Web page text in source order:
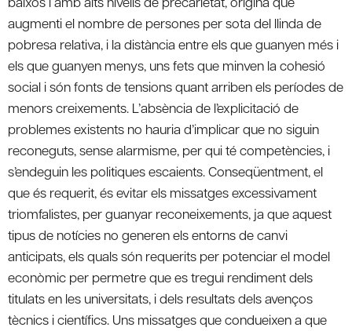
augmenti el nombre de persones per sota del llinda de
pobresa relativa, i la distància entre els que guanyen més i
els que guanyen menys, uns fets que minven la cohesió
social i són fonts de tensions quant arriben els períodes de
menors creixements. L’absència de l’explicitació de
problemes existents no hauria d’implicar que no siguin
reconeguts, sense alarmisme, per qui té competències, i
s’endeguin les politiques escaients. Conseqüentment, el
que és requerit, és evitar els missatges excessivament
triomfalistes, per guanyar reconeixements, ja que aquest
tipus de notícies no generen els entorns de canvi
anticipats, els quals són requerits per potenciar el model
econòmic per permetre que es tregui rendiment dels
titulats en les universitats, i dels resultats dels avenços
tècnics i científics. Uns missatges que condueixen a que